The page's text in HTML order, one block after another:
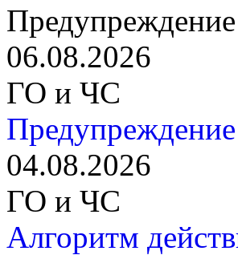
06.08.2026
ГО и ЧС
04.08.2026
ГО и ЧС
Алгоритм